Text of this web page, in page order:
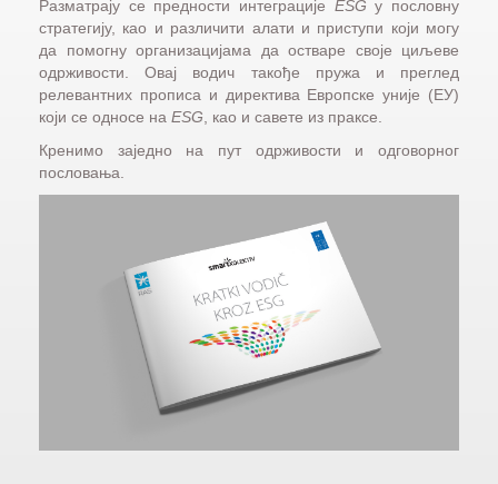
Разматрају се предности интеграције ESG у пословну
стратегију, као и различити алати и приступи који могу
да помогну организацијама да остваре своје циљеве
одрживости. Овај водич такође пружа и преглед
релевантних прописа и директива Европске уније (ЕУ)
који се односе на ESG , као и савете из праксе.
Кренимо заједно на пут одрживости и одговорног
пословања.